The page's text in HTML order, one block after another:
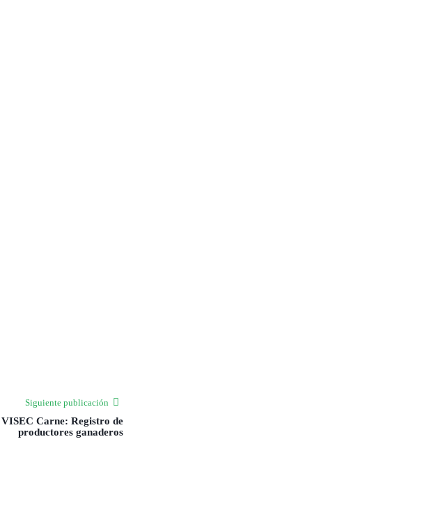
Siguiente publicación
VISEC Carne: Registro de
productores ganaderos